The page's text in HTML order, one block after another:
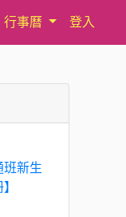
行事曆 登入
班新生